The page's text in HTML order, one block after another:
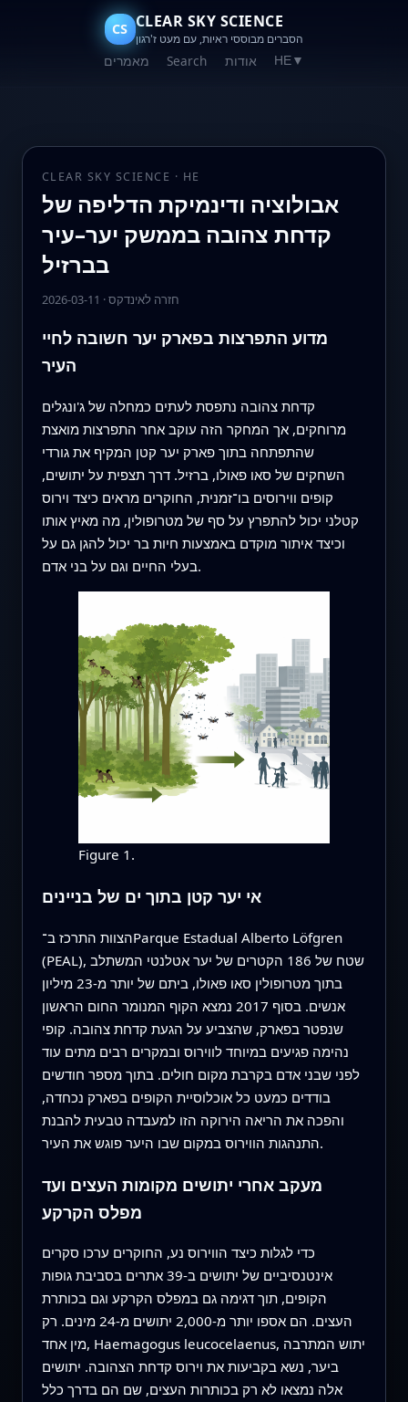
CS CLEAR SKY SCIENCE
הסברים מבוססי ראיות, עם מעט ז'רגון
מאמרים Search אודות HE▼
CLEAR SKY SCIENCE · HE
אבולוציה ודינמיקת הדליפה של
קדחת צהובה בממשק יער–עיר
בברזיל
2026-03-11 ·חזרה לאינדקס
מדוע התפרצות בפארק יער חשובה לחיי
העיר
קדחת צהובה נתפסת לעתים כמחלה של ג'ונגלים
מרוחקים, אך המחקר הזה עוקב אחר התפרצות מואצת
שהתפתחה בתוך פארק יער קטן המקיף את גורדי
השחקים של סאו פאולו, ברזיל. דרך תצפית על יתושים,
קופים ווירוסים בו־זמנית, החוקרים מראים כיצד וירוס
קטלני יכול להתפרץ על סף של מטרופולין, מה מאיץ אותו
וכיצד איתור מוקדם באמצעות חיות בר יכול להגן גם על
בעלי החיים וגם על בני אדם.
Figure 1.
אי יער קטן בתוך ים של בניינים
הצוות התרכז ב־Parque Estadual Alberto Löfgren
(PEAL), שטח של 186 הקטרים של יער אטלנטי המשתלב
בתוך מטרופולין סאו פאולו, ביתם של יותר מ‑23 מיליון
אנשים. בסוף 2017 נמצא הקוף המנומר החום הראשון
שנפטר בפארק, שהצביע על הגעת קדחת צהובה. קופי
נהימה פגיעים במיוחד לווירוס ובמקרים רבים מתים עוד
לפני שבני אדם בקרבת מקום חולים. בתוך מספר חודשים
בודדים כמעט כל אוכלוסיית הקופים בפארק נכחדה,
והפכה את הריאה הירוקה הזו למעבדה טבעית להבנת
התנהגות הווירוס במקום שבו היער פוגש את העיר.
מעקב אחרי יתושים מקומות העצים ועד
מפלס הקרקע
כדי לגלות כיצד הווירוס נע, החוקרים ערכו סקרים
אינטנסיביים של יתושים ב‑39 אתרים בסביבת גופות
הקופים, תוך דגימה גם במפלס הקרקע וגם בכותרת
העצים. הם אספו יותר מ‑2,000 יתושים מ‑24 מינים. רק
מין אחד, Haemagogus leucocelaenus, יתוש המתרבה
ביער, נשא בקביעות את וירוס קדחת הצהובה. יתושים
אלה נמצאו לא רק בכותרות העצים, שם הם בדרך כלל